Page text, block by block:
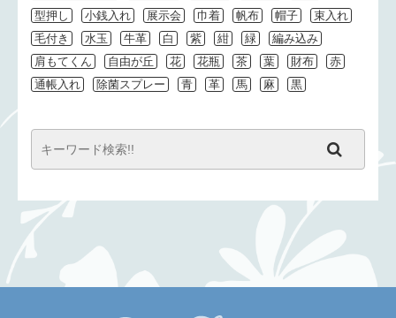
型押し
小銭入れ 展示会 巾着 帆布 帽子
束入れ
毛付き
水玉 牛革 白 紫 紺 緑
編み込み
肩もてくん
自由が丘 花 花瓶 茶 葉 財布
赤
通帳入れ
除菌スプレー 青 革 馬 麻 黒